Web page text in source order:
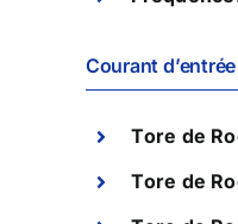
Courant d’entrée
Tore de
Tore de